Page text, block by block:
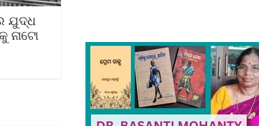
ଯୁଦ୍ଧ
ନାଟୋ